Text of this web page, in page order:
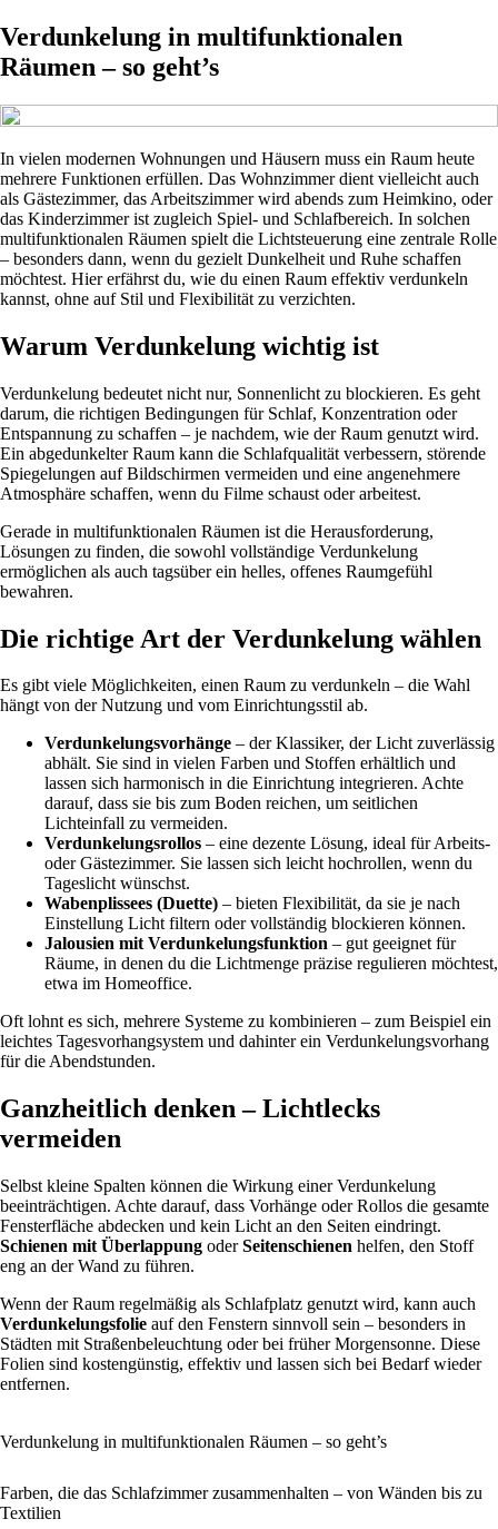
Verdunkelung in multifunktionalen
Räumen – so geht’s
In vielen modernen Wohnungen und Häusern muss ein Raum heute
mehrere Funktionen erfüllen. Das Wohnzimmer dient vielleicht auch
als Gästezimmer, das Arbeitszimmer wird abends zum Heimkino, oder
das Kinderzimmer ist zugleich Spiel- und Schlafbereich. In solchen
multifunktionalen Räumen spielt die Lichtsteuerung eine zentrale Rolle
– besonders dann, wenn du gezielt Dunkelheit und Ruhe schaffen
möchtest. Hier erfährst du, wie du einen Raum effektiv verdunkeln
kannst, ohne auf Stil und Flexibilität zu verzichten.
Warum Verdunkelung wichtig ist
Verdunkelung bedeutet nicht nur, Sonnenlicht zu blockieren. Es geht
darum, die richtigen Bedingungen für Schlaf, Konzentration oder
Entspannung zu schaffen – je nachdem, wie der Raum genutzt wird.
Ein abgedunkelter Raum kann die Schlafqualität verbessern, störende
Spiegelungen auf Bildschirmen vermeiden und eine angenehmere
Atmosphäre schaffen, wenn du Filme schaust oder arbeitest.
Gerade in multifunktionalen Räumen ist die Herausforderung,
Lösungen zu finden, die sowohl vollständige Verdunkelung
ermöglichen als auch tagsüber ein helles, offenes Raumgefühl
bewahren.
Die richtige Art der Verdunkelung wählen
Es gibt viele Möglichkeiten, einen Raum zu verdunkeln – die Wahl
hängt von der Nutzung und vom Einrichtungsstil ab.
Verdunkelungsvorhänge – der Klassiker, der Licht zuverlässig
abhält. Sie sind in vielen Farben und Stoffen erhältlich und
lassen sich harmonisch in die Einrichtung integrieren. Achte
darauf, dass sie bis zum Boden reichen, um seitlichen
Lichteinfall zu vermeiden.
Verdunkelungsrollos – eine dezente Lösung, ideal für Arbeits-
oder Gästezimmer. Sie lassen sich leicht hochrollen, wenn du
Tageslicht wünschst.
Wabenplissees (Duette) – bieten Flexibilität, da sie je nach
Einstellung Licht filtern oder vollständig blockieren können.
Jalousien mit Verdunkelungsfunktion – gut geeignet für
Räume, in denen du die Lichtmenge präzise regulieren möchtest,
etwa im Homeoffice.
Oft lohnt es sich, mehrere Systeme zu kombinieren – zum Beispiel ein
leichtes Tagesvorhangsystem und dahinter ein Verdunkelungsvorhang
für die Abendstunden.
Ganzheitlich denken – Lichtlecks
vermeiden
Selbst kleine Spalten können die Wirkung einer Verdunkelung
beeinträchtigen. Achte darauf, dass Vorhänge oder Rollos die gesamte
Fensterfläche abdecken und kein Licht an den Seiten eindringt.
Schienen mit Überlappung oderSeitenschienen helfen, den Stoff
eng an der Wand zu führen.
Wenn der Raum regelmäßig als Schlafplatz genutzt wird, kann auch
Verdunkelungsfolie auf den Fenstern sinnvoll sein – besonders in
Städten mit Straßenbeleuchtung oder bei früher Morgensonne. Diese
Folien sind kostengünstig, effektiv und lassen sich bei Bedarf wieder
entfernen.
Verdunkelung in multifunktionalen Räumen – so geht’s
Farben, die das Schlafzimmer zusammenhalten – von Wänden bis zu
Textilien